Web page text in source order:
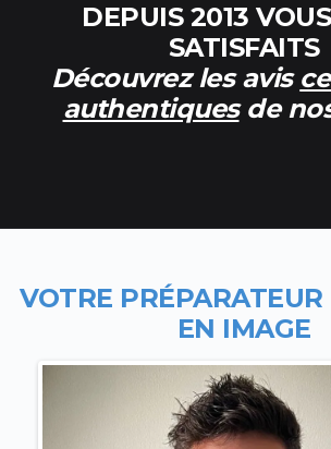
DEPUIS 2013
SATISFAITS
Découvrez les avis
authentiquesde
VOTRE PR
EN IMAGE